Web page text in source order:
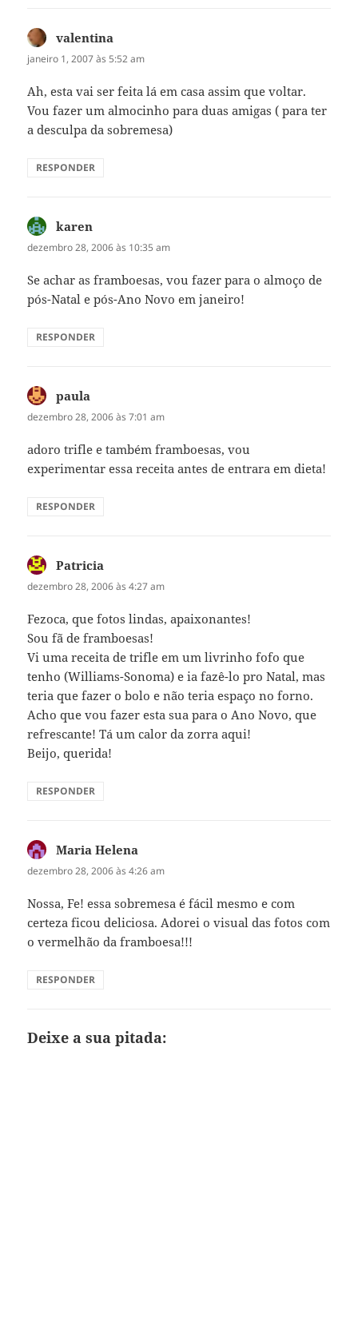
valentina
janeiro 1, 2007 às 5:52 am
Ah, esta vai ser feita lá em casa assim que voltar.
Vou fazer um almocinho para duas amigas ( para ter
a desculpa da sobremesa)
RESPONDER
karen
dezembro 28, 2006 às 10:35 am
Se achar as framboesas, vou fazer para o almoço de
pós-Natal e pós-Ano Novo em janeiro!
RESPONDER
paula
dezembro 28, 2006 às 7:01 am
adoro trifle e também framboesas, vou
experimentar essa receita antes de entrara em dieta!
RESPONDER
Patricia
dezembro 28, 2006 às 4:27 am
Fezoca, que fotos lindas, apaixonantes!
Sou fã de framboesas!
Vi uma receita de trifle em um livrinho fofo que
tenho (Williams-Sonoma) e ia fazê-lo pro Natal, mas
teria que fazer o bolo e não teria espaço no forno.
Acho que vou fazer esta sua para o Ano Novo, que
refrescante! Tá um calor da zorra aqui!
Beijo, querida!
RESPONDER
Maria Helena
dezembro 28, 2006 às 4:26 am
Nossa, Fe! essa sobremesa é fácil mesmo e com
certeza ficou deliciosa. Adorei o visual das fotos com
o vermelhão da framboesa!!!
RESPONDER
Deixe a sua pitada: